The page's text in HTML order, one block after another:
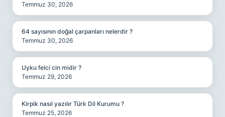
Temmuz 30, 2026
64 sayısının doğal çarpanları nelerdir ?
Temmuz 30, 2026
Uyku felci cin midir ?
Temmuz 29, 2026
Kirpik nasıl yazılır Türk Dil Kurumu ?
Temmuz 25, 2026